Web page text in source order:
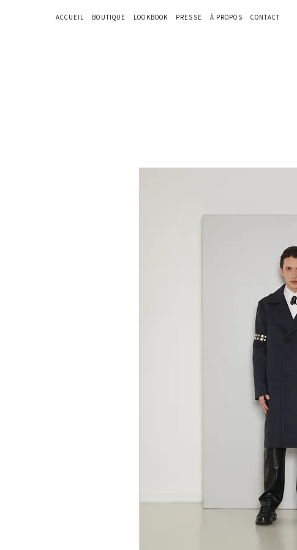
ACCUEIL BOUTIQUE LOOKBOOK PRESSE À PROPOS CONTACT